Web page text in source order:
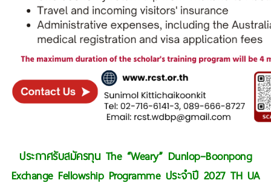
ประกาศรับสมัครทุน The “Weary” Dunlop–Boonpong
Exchange Fellowship Programme ประจำปี 2027 TH UA